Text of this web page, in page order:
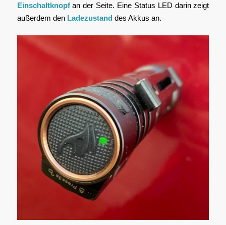
Einschaltknopfan der Seite. Eine Status LED darin zeigt
außerdem den Ladezustanddes Akkus an.